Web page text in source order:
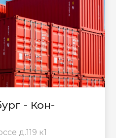
- Кон-
д.119 к1